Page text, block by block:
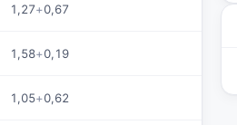
1,27+0,67
1,58+0,19
1,05+0,62